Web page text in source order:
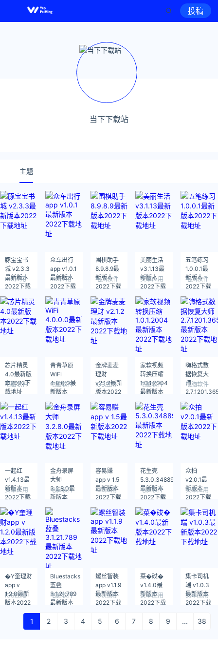
投稿
当下下载站
主题
豚宝宝书
城 v2.3.3
最新版本
2022下载
地址
iOS应用
众车出行
app v1.0.1
最新版本
2022下载
地址
iOS应用
围棋助手
8.9.8.9最
新版本
2022下载
地址
电脑软件
美丽生活
v3.1.13最
新版本
2022下载
地址
安卓应用
五笔练习
1.0.0.1最
新版本
2022下载
地址
电脑软件
芯片精灵
4.0最新版
本2022下
载地址
电脑软件
青青草原
WiFi
4.0.0.0最
新版本
2022下载
地址
电脑软件
金牌麦麦
理财
v2.1.2最新
版本2022
下载地址
iOS应用
家软视频
转换压缩
1.0.1.2004
最新版本
2022下载
地址
电脑软件
嗨格式数
据恢复大
师
最新版本
2022下载
地址
电脑软件
一起红
v1.4.13最
新版本
2022下载
地址
安卓应用
金舟录屏
大师
3.2.8.0最
新版本
2022下载
地址
电脑软件
容易赚
app v 1.5
最新版本
2022下载
地址
iOS应用
花生壳
5.3.0.34889
最新版本
2022下载
地址
电脑软件
众拍
v2.0.1最
新版本
2022下载
地址
安卓应用
�Y奎理财
app v
1.2.0最新
版本2022
下载地址
iOS应用
Bluestacks
蓝叠
3.1.21.789
最新版本
地址
电脑软件
螺丝智装
app v1.1.9
最新版本
2022下载
iOS应用
菜�砹�
v1.4.0最
新版本
2022下载
安卓应用
集卡司机
端 v1.0.3
最新版本
2022下载
安卓应用
1 2 3 4 5 6 7 8 9 ... 38